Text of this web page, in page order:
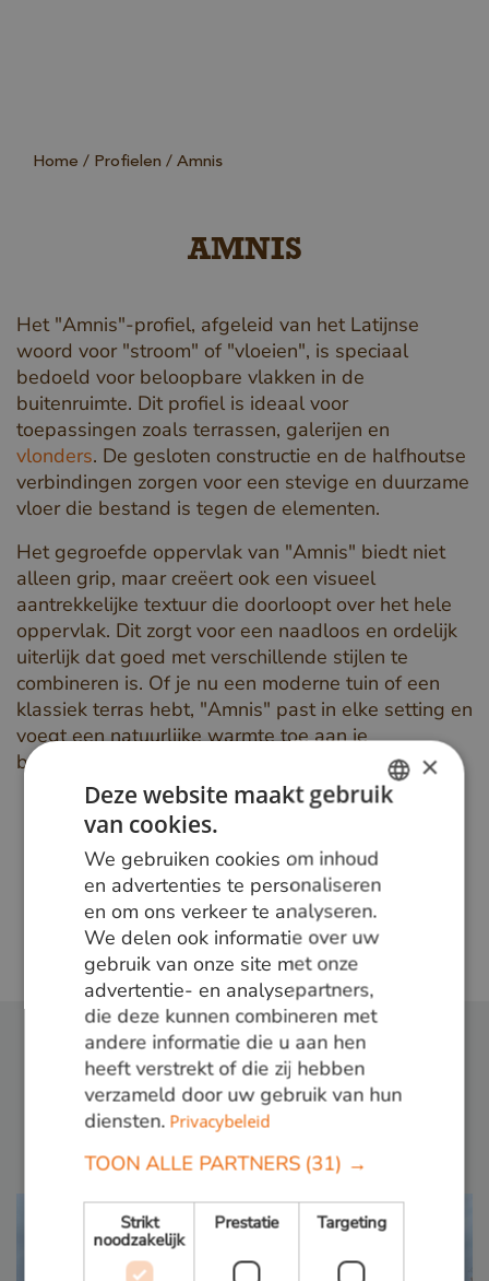
Home Profielen Amnis
AMNIS
Het "Amnis"-profiel, afgeleid van het Latijnse
woord voor "stroom" of "vloeien", is speciaal
bedoeld voor beloopbare vlakken in de
buitenruimte. Dit profiel is ideaal voor
toepassingen zoals terrassen, galerijen en
vlonders. De gesloten constructie en de halfhoutse
verbindingen zorgen voor een stevige en duurzame
vloer die bestand is tegen de elementen.
Het gegroefde oppervlak van "Amnis" biedt niet
alleen grip, maar creëert ook een visueel
aantrekkelijke textuur die doorloopt over het hele
oppervlak. Dit zorgt voor een naadloos en ordelijk
uiterlijk dat goed met verschillende stijlen te
combineren is. Of je nu een moderne tuin of een
klassiek terras hebt, "Amnis" past in elke setting en
voegt een natuurlijke warmte toe aan je
buitenleven.
Projecten die gebruik maken van
Amnis
GERMAN
ENGLISH
×
Deze website maakt gebruik
van cookies.
We gebruiken cookies om inhoud
en advertenties te personaliseren
en om ons verkeer te analyseren.
We delen ook informatie over uw
gebruik van onze site met onze
advertentie- en analysepartners,
die deze kunnen combineren met
andere informatie die u aan hen
heeft verstrekt of die zij hebben
verzameld door uw gebruik van hun
diensten. Privacybeleid
TOON ALLE PARTNERS (31) →
Strikt
noodzakelijk
Prestatie Targeting